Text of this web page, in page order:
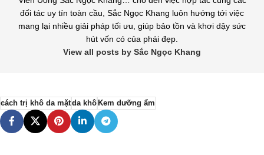
đối tác uy tín toàn cầu, Sắc Ngọc Khang luôn hướng tới việc
mang lại nhiều giải pháp tối ưu, giúp bảo tồn và khơi dậy sức
hút vốn có của phái đẹp.
View all posts by Sắc Ngọc Khang
cách trị khô da mặtda khôKem dưỡng ẩm